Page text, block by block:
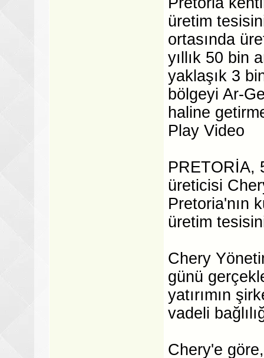
üretim
ortasında
yıllık 50 bin
yaklaşık 3
bölgeyi Ar-
haline
Play Video
PRETORİA,
üreticisi
Pretoria'nın
üretim
Chery
günü
yatırımın
vadeli
Chery'e